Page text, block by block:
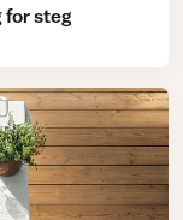
for steg